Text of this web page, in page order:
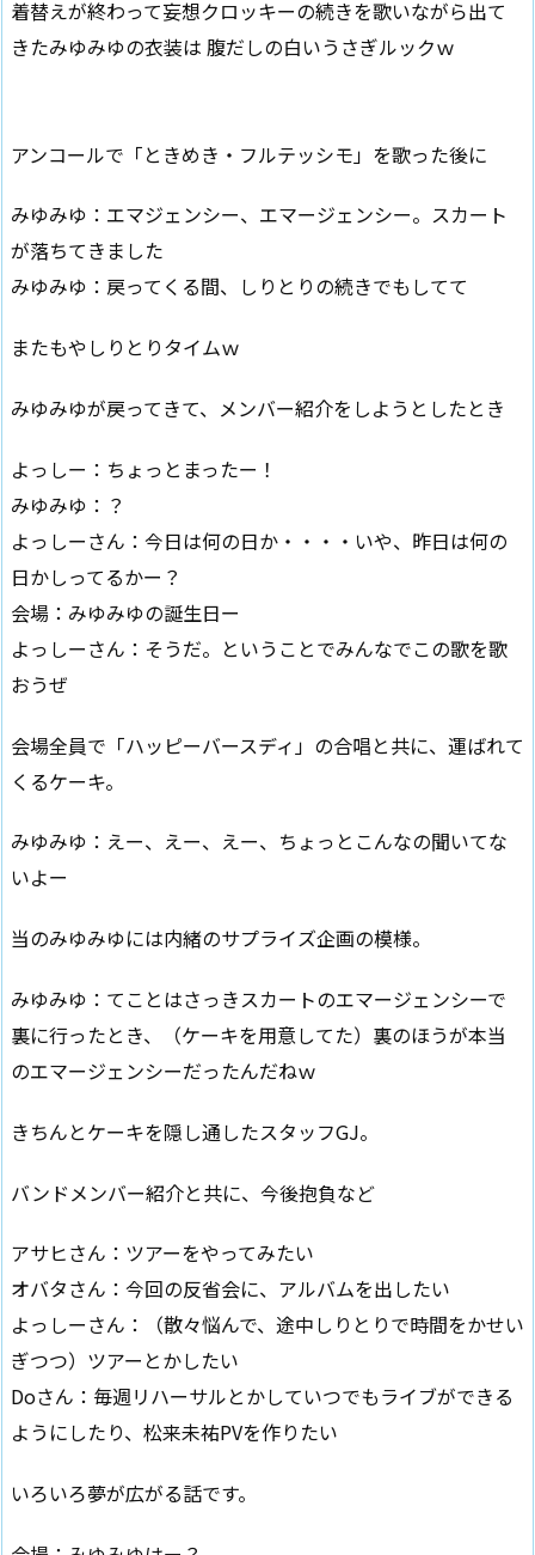
着替えが終わって妄想クロッキーの続きを歌いながら出て
きたみゆみゆの衣装は 腹だしの白いうさぎルックｗ
アンコールで「ときめき・フルテッシモ」を歌った後に
みゆみゆ：エマジェンシー、エマージェンシー。スカート
が落ちてきました
みゆみゆ：戻ってくる間、しりとりの続きでもしてて
またもやしりとりタイムｗ
みゆみゆが戻ってきて、メンバー紹介をしようとしたとき
よっしー：ちょっとまったー！
みゆみゆ：？
よっしーさん：今日は何の日か・・・・いや、昨日は何の
日かしってるかー？
会場：みゆみゆの誕生日ー
よっしーさん：そうだ。ということでみんなでこの歌を歌
おうぜ
会場全員で「ハッピーバースディ」の合唱と共に、運ばれて
くるケーキ。
みゆみゆ：えー、えー、えー、ちょっとこんなの聞いてな
いよー
当のみゆみゆには内緒のサプライズ企画の模様。
みゆみゆ：てことはさっきスカートのエマージェンシーで
裏に行ったとき、（ケーキを用意してた）裏のほうが本当
のエマージェンシーだったんだねｗ
きちんとケーキを隠し通したスタッフGJ。
バンドメンバー紹介と共に、今後抱負など
アサヒさん：ツアーをやってみたい
オバタさん：今回の反省会に、アルバムを出したい
よっしーさん：（散々悩んで、途中しりとりで時間をかせい
ぎつつ）ツアーとかしたい
Doさん：毎週リハーサルとかしていつでもライブができる
ようにしたり、松来未祐PVを作りたい
いろいろ夢が広がる話です。